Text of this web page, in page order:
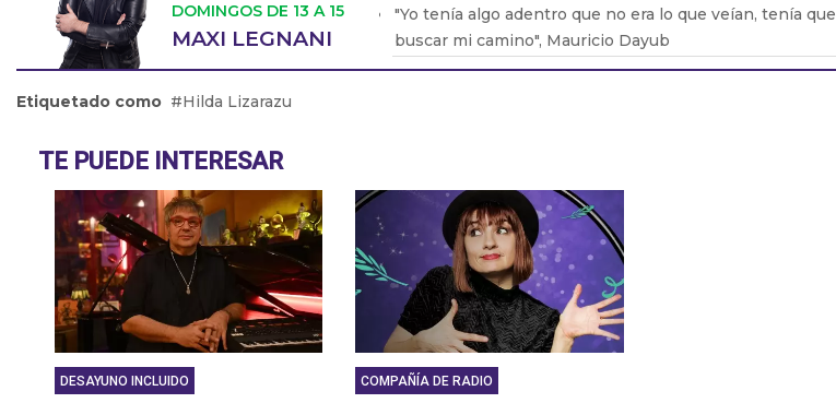
DOMINGOS DE 13 A 15
MAXI LEGNANI
"Yo tenía algo adentro que no era lo que veían, tenía que
buscar mi camino", Mauricio Dayub
"Tenemos que quedarnos tranquilos porque el equipo
Etiquetado como Hilda Lizarazu
TE PUEDE INTERESAR
DESAYUNO INCLUIDO COMPAÑÍA DE RADIO